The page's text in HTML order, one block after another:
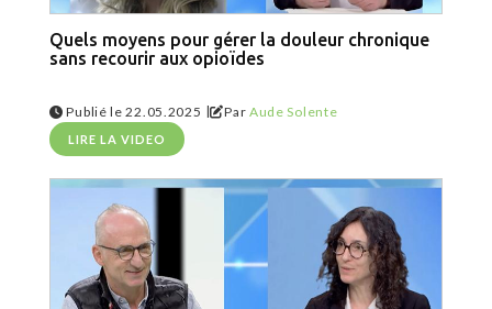
Quels moyens pour gérer la douleur chronique
sans recourir aux opioïdes
Publié le 22.05.2025 | Par Aude Solente
LIRE LA VIDEO